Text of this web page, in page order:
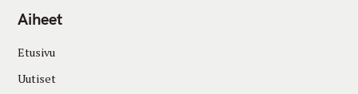
Aiheet
Etusivu
Uutiset